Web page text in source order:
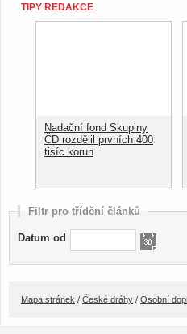
TIPY REDAKCE
Nadační fond Skupiny
ČD rozdělil prvních 400
tisíc korun
Filtr pro třídění článků
Datum od
Mapa stránek / České dráhy / Osobní